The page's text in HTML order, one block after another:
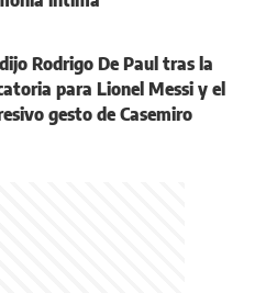
Rodrigo De Paul tras la
para Lionel Messi y el
gesto de Casemiro